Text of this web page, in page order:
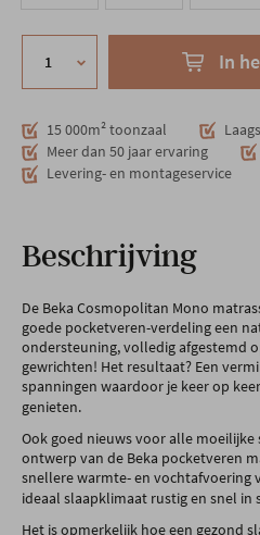
In
15 000m² toonzaal
Meer dan 50 jaar ervaring
Levering- en montageservice
Beschrijving
De Beka Cosmopolitan Mono
goede pocketveren-verdeling een
ondersteuning, volledig afgestemd
gewrichten! Het resultaat? Een
spanningen waardoor je keer op
genieten.
Ook goed nieuws voor alle
ontwerp van de Beka pocketveren
snellere warmte- en vochtafvoering
ideaal slaapklimaat rustig en snel in
Het is opmerkelijk hoe een gezond